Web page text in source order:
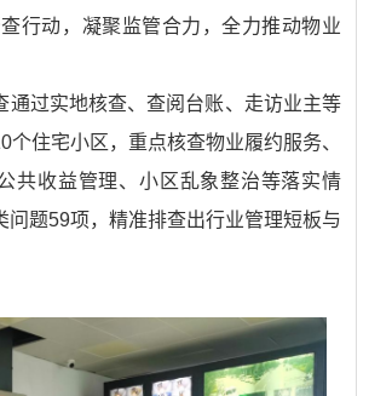
行动，凝聚监管合力，全力推动物业
通过实地核查、查阅台账、走访业主等
个住宅小区，重点核查物业履约服务、
共收益管理、小区乱象整治等落实情
问题59项，精准排查出行业管理短板与